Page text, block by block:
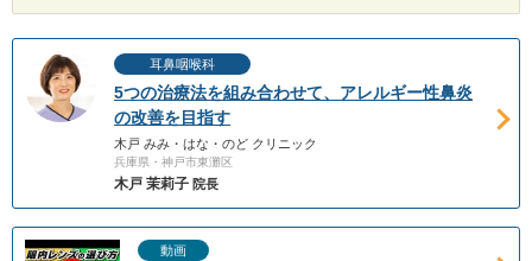
耳鼻咽喉科
5つの治療法を組み合わせて、アレルギー性鼻炎
の改善を目指す
木戸 みみ・はな・のど クリニック
兵庫県・神戸市東灘区
木戸 茉莉子 院長
動画